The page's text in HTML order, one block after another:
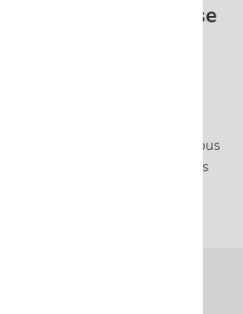
Sportstourer passe
case lifting
le break CUPRA Leon
mêmes modifications
Nous avons hâtes de vous
véhicules dans nos showrooms
et Arlon.
les